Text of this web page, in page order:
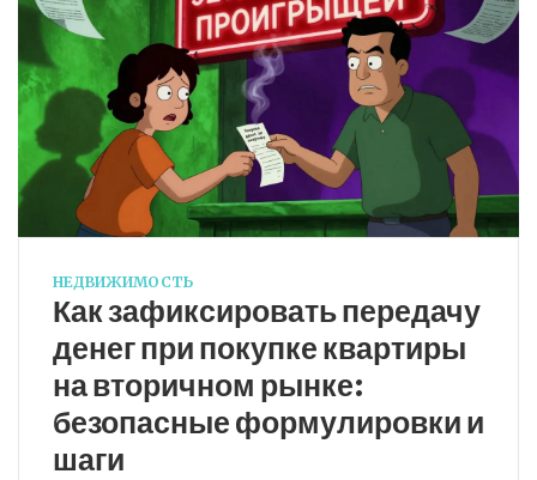
НЕДВИЖИМОСТЬ
Как зафиксировать передачу
денег при покупке квартиры
на вторичном рынке:
безопасные формулировки и
шаги